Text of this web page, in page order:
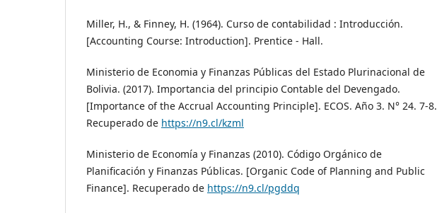
Miller, H., & Finney, H. (1964). Curso de contabilidad : Introducción.
[Accounting Course: Introduction]. Prentice - Hall.
Ministerio de Economia y Finanzas Públicas del Estado Plurinacional de
Bolivia. (2017). Importancia del principio Contable del Devengado.
[Importance of the Accrual Accounting Principle]. ECOS. Año 3. N° 24. 7-8.
Recuperado de https://n9.cl/kzml
Ministerio de Economía y Finanzas (2010). Código Orgánico de
Planificación y Finanzas Públicas. [Organic Code of Planning and Public
Finance]. Recuperado de https://n9.cl/pgddq